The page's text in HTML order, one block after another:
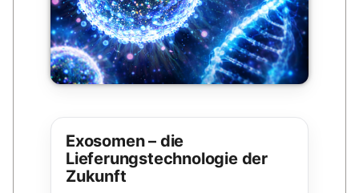
Exosomen – die
Lieferungstechnologie der
Zukunft